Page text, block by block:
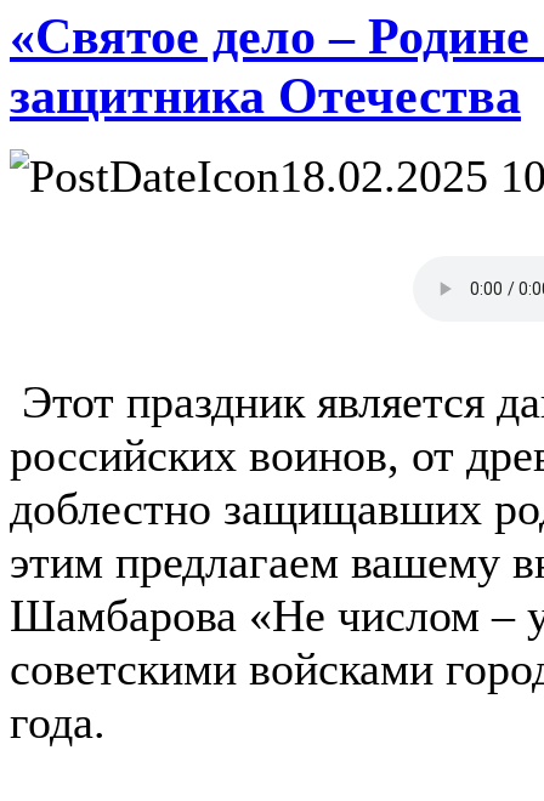
«Святое дело –
защитника Отечества
18.02.2025
Этот праздник является
российских воинов, от
доблестно защищавших
этим предлагаем вашему
Шамбарова «Не числом –
советскими войсками
года.